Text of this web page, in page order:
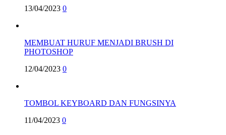
13/04/2023 0
MEMBUAT HURUF MENJADI BRUSH DI
PHOTOSHOP
12/04/2023 0
TOMBOL KEYBOARD DAN FUNGSINYA
11/04/2023 0